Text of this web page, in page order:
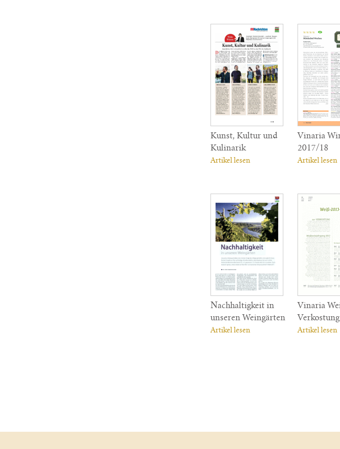
Kunst, Kultur und
Kulinarik
Artikel lesen
Vinaria
2017/18
Artikel lesen
Nachhaltigkeit in
unseren Weingärten
Artikel lesen
Vinaria
Verkostung
Artikel lesen